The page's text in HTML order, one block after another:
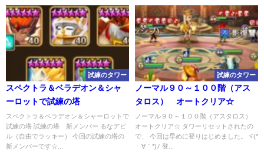
試練のタワー
スペクトラ＆ベラデオン＆シャ
ーロットで試練の塔
スペクトラ＆ベラデオン＆シャーロットで
試練の塔 試練の塔 新メンバー るなデビ
ル（自由でラッキー） 今回の試練の塔の
新メンバーです☆...
試練のタワー
ノーマル９０～１００階（アス
タロス） オートクリア☆
ノーマル９０～１００階（アスタロス）
オートクリア☆ タワーリセットされたの
で、 今回は早めに登りはじめました。ヾ(*
´∀｀*)ﾉ 登...